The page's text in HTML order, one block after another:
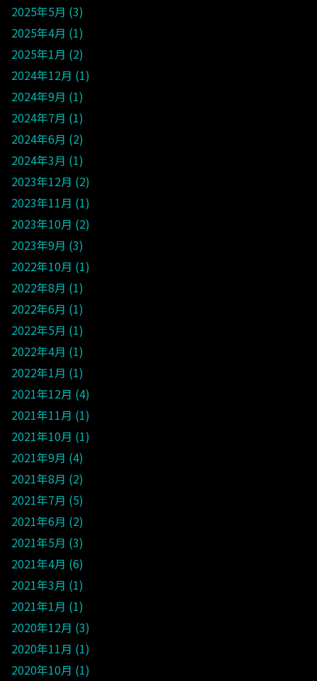
2025年5月 3
2025年4月 1
2025年1月 2
2024年12月 1
2024年9月 1
2024年7月 1
2024年6月 2
2024年3月 1
2023年12月 2
2023年11月 1
2023年10月 2
2023年9月 3
2022年10月 1
2022年8月 1
2022年6月 1
2022年5月 1
2022年4月 1
2022年1月 1
2021年12月 4
2021年11月 1
2021年10月 1
2021年9月 4
2021年8月 2
2021年7月 5
2021年6月 2
2021年5月 3
2021年4月 6
2021年3月 1
2021年1月 1
2020年12月 3
2020年11月 1
2020年10月 1